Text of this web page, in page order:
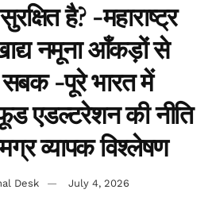
है? -महाराष्ट्र
नमूना आँकड़ों से
-पूरे भारत में
एडल्टरेशन की नीति
व्यापक विश्लेषण
Desk July 4, 2026